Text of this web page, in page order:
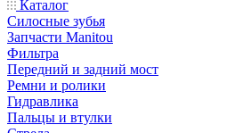
Каталог
Cилосные зубья
Запчасти Manitou
Фильтра
Передний и задний мост
Ремни и ролики
Гидравлика
Пальцы и втулки